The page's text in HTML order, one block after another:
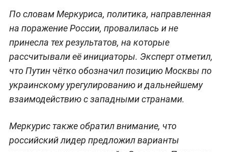
По словам Меркуриса, политика, направленная
на поражение России, провалилась и не
принесла тех результатов, на которые
рассчитывали её инициаторы. Эксперт отметил,
что Путин чётко обозначил позицию Москвы по
украинскому урегулированию и дальнейшему
взаимодействию с западными странами.
Меркурис также обратил внимание, что
российский лидер предложил варианты